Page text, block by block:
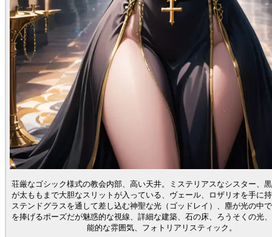
荘厳なゴシック様式の教会内部、高い天井。ミステリアスなシスター、
が太ももまで大胆なスリットが入っている、ヴェール、ロザリオを手に
ステンドグラスを通して差し込む神聖な光（ゴッドレイ）、塵が光の中
を捧げるポーズだが魅惑的な視線、詳細な建築、石の床、ろうそくの光
能的な雰囲気、フォトリアリスティック。